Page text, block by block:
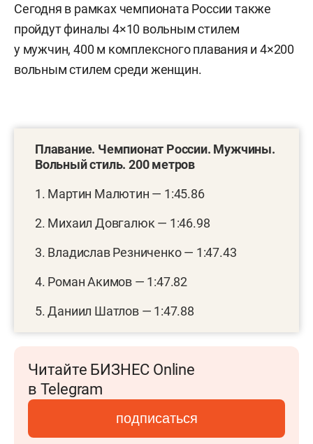
Сегодня в рамках чемпионата России также
пройдут финалы 4×10 вольным стилем
у мужчин, 400 м комплексного плавания и 4×200
вольным стилем среди женщин.
Плавание. Чемпионат России. Мужчины.
Вольный стиль. 200 метров
1. Мартин Малютин — 1:45.86
2. Михаил Довгалюк — 1:46.98
3. Владислав Резниченко — 1:47.43
4. Роман Акимов — 1:47.82
5. Даниил Шатлов — 1:47.88
Читайте БИЗНЕС Online
в Telegram
подписаться